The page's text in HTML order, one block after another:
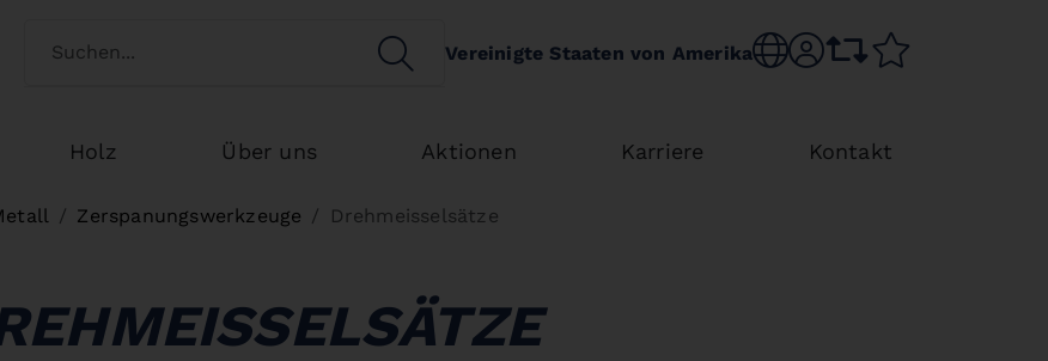
Kundenart wechseln SEARCHVereinigte Staaten von Amerika Sprache wechseln
sr.accountVergleichsliste
Holz Über uns Aktionen Karriere Kontakt
Zerspanungswerkzeuge Drehmeisselsätze